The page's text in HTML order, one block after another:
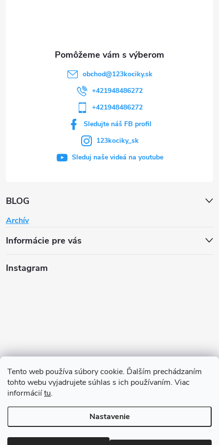
Tento web používa súbory cookie. Ďalším prechádzaním
tohto webu vyjadrujete súhlas s ich používaním. Viac
informáciítu.
Nastavenie
BLOG
Archív
Informácie pre vás
obchod@123kociky.sk
+421948486272
+421948486272
Sledujte náš FB profil
123kociky_sk
Sleduj naše videá na youtube
Instagram
Sledovať na Instagrame
123kociky.sk. Všetky práva vyhradené.